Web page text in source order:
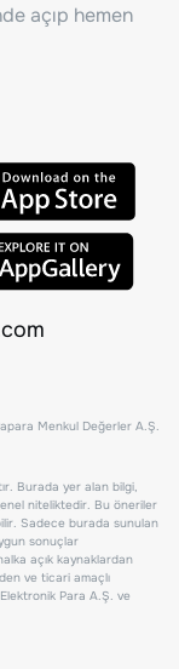
açıp hemen
Menkul Değerler A.Ş.
Burada yer alan bilgi,
niteliktedir. Bu öneriler
Sadece burada sunulan
sonuçlar
açık kaynaklardan
ve ticari amaçlı
Para A.Ş. ve